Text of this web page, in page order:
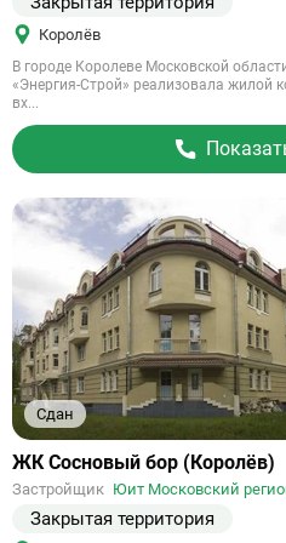
Королёв
В городе Королеве Московской
«Энергия-Строй» реализовала жилой
вх...
Сдан
Ссылка
объект
ЖК Сосновый бор (Королёв)
Застройщик Юит Московский
Закрытая территория